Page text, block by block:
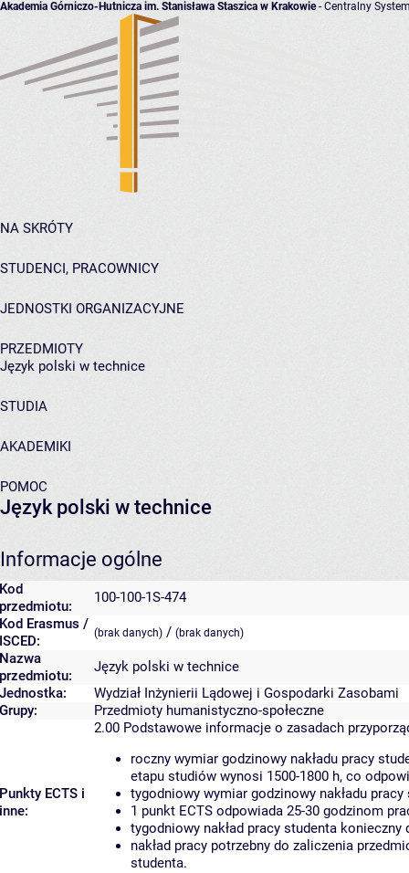
Akademia Górniczo-Hutnicza im. Stanisława Staszica w Krakowie- Centralny
NA SKRÓTY
STUDENCI, PRACOWNICY
JEDNOSTKI ORGANIZACYJNE
PRZEDMIOTY
Język polski w technice
STUDIA
AKADEMIKI
POMOC
Język polski w technice
Informacje ogólne
Kod
przedmiotu:
100-100-1S-474
Kod Erasmus /
ISCED:
(brak danych) / (brak danych)
Nazwa
przedmiotu:
Język polski w technice
Jednostka:
Wydział Inżynierii Lądowej i Gospodarki Zasobami
Grupy:
Przedmioty humanistyczno-społeczne
Punkty ECTS i
inne:
2.00 Podstawowe informacje o zasadach
roczny wymiar godzinowy nakładu pracy
etapu studiów wynosi 1500-1800 h, co
tygodniowy wymiar godzinowy nakładu
1 punkt ECTS odpowiada 25-30 godzinom
tygodniowy nakład pracy studenta
nakład pracy potrzebny do zaliczenia
studenta.